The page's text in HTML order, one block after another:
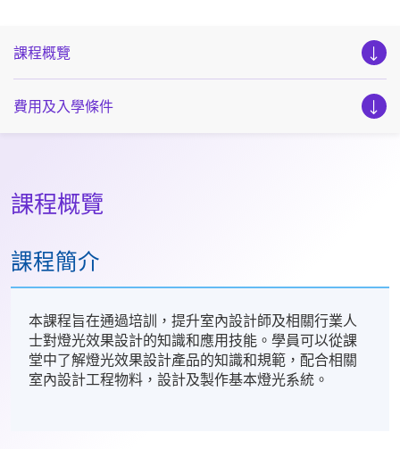
課程概覽
費用及入學條件
課程概覽
課程簡介
本課程旨在通過培訓，提升室內設計師及相關行業人
士對燈光效果設計的知識和應用技能。學員可以從課
堂中了解燈光效果設計產品的知識和規範，配合相關
室內設計工程物料，設計及製作基本燈光系統。